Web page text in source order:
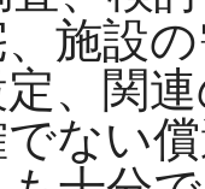
施設
、関
ない